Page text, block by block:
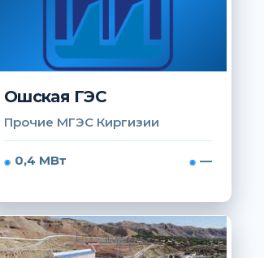
Ошская ГЭС
Прочие МГЭС Киргизии
0,4 МВт —